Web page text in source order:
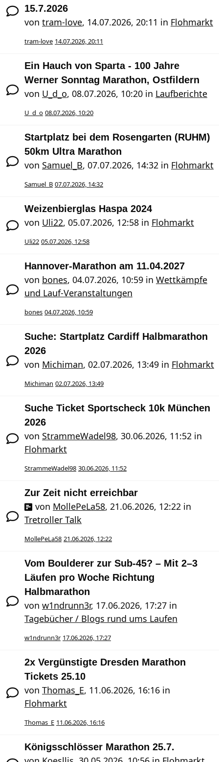
15.7.2026
von tram-love, 14.07.2026, 20:11 in Flohmarkt
tram-love 14.07.2026, 20:11
Ein Hauch von Sparta - 100 Jahre
Werner Sonntag Marathon, Ostfildern
von U_d_o, 08.07.2026, 10:20 in Laufberichte
U_d_o 08.07.2026, 10:20
Startplatz bei dem Rosengarten (RUHM)
50km Ultra Marathon
von Samuel_B, 07.07.2026, 14:32 in Flohmarkt
Samuel_B 07.07.2026, 14:32
Weizenbierglas Haspa 2024
von Uli22, 05.07.2026, 12:58 in Flohmarkt
Uli22 05.07.2026, 12:58
Hannover-Marathon am 11.04.2027
von bones, 04.07.2026, 10:59 in Wettkämpfe
und Lauf-Veranstaltungen
bones 04.07.2026, 10:59
Suche: Startplatz Cardiff Halbmarathon
2026
von Michiman, 02.07.2026, 13:49 in Flohmarkt
Michiman 02.07.2026, 13:49
Suche Ticket Sportscheck 10k München
2026
von StrammeWadel98, 30.06.2026, 11:52 in
Flohmarkt
StrammeWadel98 30.06.2026, 11:52
Zur Zeit nicht erreichbar
von MollePeLa58, 21.06.2026, 12:22 in
Tretroller Talk
MollePeLa58 21.06.2026, 12:22
Vom Boulderer zur Sub-45? – Mit 2–3
Läufen pro Woche Richtung
Halbmarathon
von w1ndrunn3r, 17.06.2026, 17:27 in
Tagebücher / Blogs rund ums Laufen
w1ndrunn3r 17.06.2026, 17:27
2x Vergünstigte Dresden Marathon
Tickets 25.10
von Thomas_E, 11.06.2026, 16:16 in
Flohmarkt
Thomas_E 11.06.2026, 16:16
Königsschlösser Marathon 25.7.